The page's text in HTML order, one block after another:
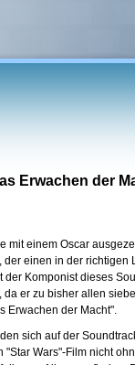
Erwachen der
mit einem Oscar
der einen in der richtigen
der Komponist dieses
da er zu bisher allen
Erwachen der Macht".
sich auf der
"Star Wars"-Film nicht